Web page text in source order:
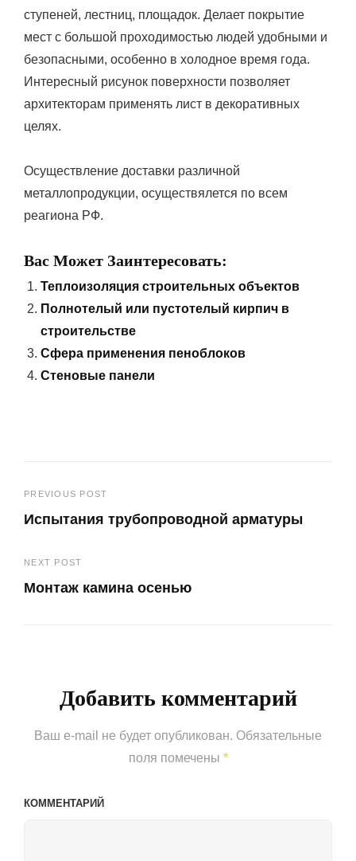
ступеней, лестниц, площадок. Делает покрытие
мест с большой проходимостью людей удобными и
безопасными, особенно в холодное время года.
Интересный рисунок поверхности позволяет
архитекторам применять лист в декоративных
целях.
Осуществление доставки различной
металлопродукции, осуществялется по всем
реагиона РФ.
Вас Может Заинтересовать:
Теплоизоляция строительных объектов
Полнотелый или пустотелый кирпич в
строительстве
Сфера применения пеноблоков
Стеновые панели
Навигация
по
записям
PREVIOUS POST
Испытания трубопроводной арматуры
Post
NEXT POST
Монтаж камина осенью
Добавить комментарий
Ваш e-mail не будет опубликован. Обязательные
поля помечены *
КОММЕНТАРИЙ